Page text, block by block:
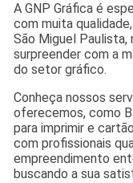
A GNP Gráfica é
com muita
São Miguel Paulista,
surpreender com a
do setor gráfico.
Conheça nossos
oferecemos, como
para imprimir e
com profissionais
empreendimento
buscando a sua